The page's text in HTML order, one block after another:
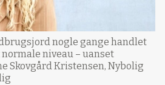
nogle gange handlet
niveau – uanset
Skovgård Kristensen, Nybolig